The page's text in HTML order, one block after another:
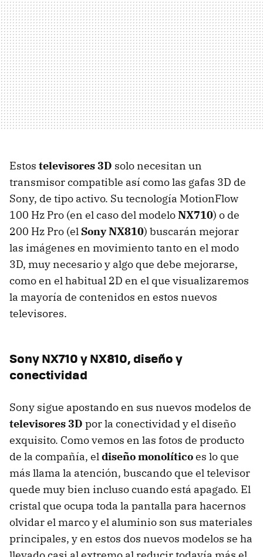
Estos televisores 3D solo necesitan un
transmisor compatible así como las gafas 3D de
Sony, de tipo activo. Su tecnología MotionFlow
100 Hz Pro (en el caso del modeloNX710) o de
200 Hz Pro (el Sony NX810) buscarán mejorar
las imágenes en movimiento tanto en el modo
3D, muy necesario y algo que debe mejorarse,
como en el habitual 2D en el que visualizaremos
la mayoría de contenidos en estos nuevos
televisores.
Sony NX710 y NX810, diseño y
conectividad
Sony sigue apostando en sus nuevos modelos de
televisores 3D por la conectividad y el diseño
exquisito. Como vemos en las fotos de producto
de la compañía, eldiseño monolíticoes lo que
más llama la atención, buscando que el televisor
quede muy bien incluso cuando está apagado. El
cristal que ocupa toda la pantalla para hacernos
olvidar el marco y el aluminio son sus materiales
principales, y en estos dos nuevos modelos se ha